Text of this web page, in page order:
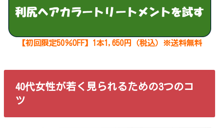
【初回限定50％OFF】1本1,650円（税込）※送料無料
40代女性が若く見られるための3つのコ
ツ